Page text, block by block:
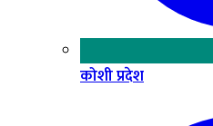
कोशी प्रदेश